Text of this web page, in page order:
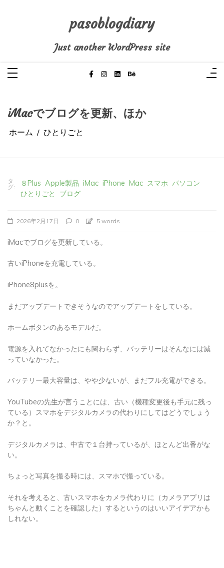
pasoblogdiary
Just another WordPress site
iMacでブログを更新、ほか
ホーム ひとりごと
グ:
８Plus Apple製品 iMac iPhone Mac スマホ
パソコン
ひとりごと
ブログ
iMacでブログを更新している。
古いiPhoneを充電している。
iPhone8plusを。
まだアップデートできそうなのでアップデートをしている。
ホームボタンのあるモデルだ。
電源を入れてなかったにも関わらず、バッテリーはそんなには減
っていなかった。
バッテリー最大容量は、やや少ないが、まだフル充電ができる。
YouTubeの先生が言うことには、古い（機種変更後も手元に残っ
ている）スマホをデジタルカメラの代わりにしてはどうでしょう
か？と。
デジタルカメラは、中古で１台持っているが、ほとんど出番がな
い。
ちょっと写真を撮る時には、スマホで撮っている。
それを考えると、古いスマホをカメラ代わりに（カメラアプリは
ちゃんと動くことを確認した）するというのはいいアイデアかも
しれない。